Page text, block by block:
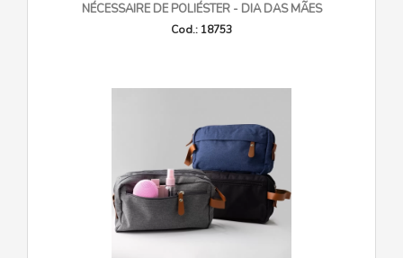
NÉCESSAIRE DE POLIÉSTER - DIA DAS MÃES
Cod.: 18753